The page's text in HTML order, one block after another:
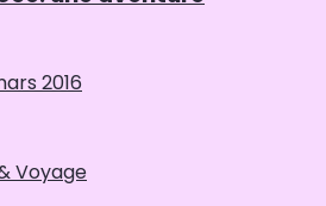
2016
Voyage